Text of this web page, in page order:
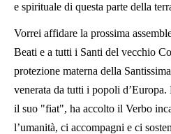
e spirituale di questa parte della
Vorrei affidare la prossima
Beati e a tutti i Santi del vecchio
protezione materna della
venerata da tutti i popoli
il suo "fiat", ha accolto il Verbo
l’umanità, ci accompagni e ci